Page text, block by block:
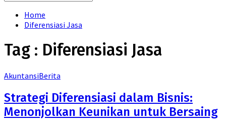
for:
Search
Home
Diferensiasi Jasa
Tag : Diferensiasi Jasa
AkuntansiBerita
Strategi Diferensiasi dalam Bisnis:
Menonjolkan Keunikan untuk Bersaing